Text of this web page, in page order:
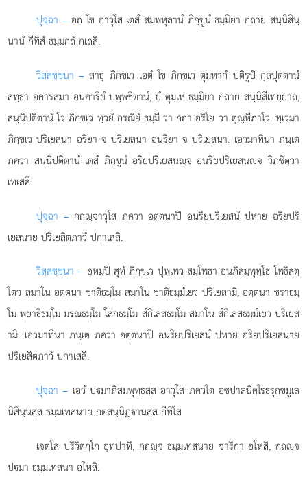
ปุจฺฉา – อถโข อาวุโส เตสํ สมฺพหุลานํ ภิกฺขูนํ ธมฺมิยา กถาย สนฺนิสินฺ
นานํ กีทิสํ ธมฺมกถํ กเถสิ.
วิสฺสชฺชนา – สาธุ ภิกฺขเว เอตํ โข ภิกฺขเว ตุมฺหากํ ปติรูปํ กุลปุตฺตานํ
สทฺธา อคารสฺมา อนคาริยํ ปพฺพชิตานํ, ยํ ตุมฺเห ธมฺมิยา กถาย สนฺนิสีเทยฺยาถ,
สนฺนิปติตานํ โว ภิกฺขเว ทฺวยํ กรณียํ ธมฺมี วา กถา อริโย วา ตุณฺหีภาโว. ทฺเวมา
ภิกฺขเว ปริเยสนา อริยา จ ปริเยสนา อนริยา จ ปริเยสนา. เอวมาทินา ภนฺเต
ภควา สนฺนิปติตานํ เตสํ ภิกฺขูนํ อริยปริเยสนฺจ อนริยปริเยสนฺจ วิภชิตฺวา
เทเสสิ.
ปุจฺฉา – กถฺจาวุโส ภควา อตฺตนาปิ อนริยปริเยสนํ ปหาย อริยปริ
เยสนาย ปริเยสิตภาวํ ปกาเสสิ.
วิสฺสชฺชนา – อหมฺปิ สุทํ ภิกฺขเว ปุพฺเพว สมฺโพธา อนภิสมฺพุทฺโธ โพธิสตฺ
โตว สมาโน อตฺตนา ชาติธมฺโม สมาโน ชาติธมฺมํเยว ปริเยสามิ, อตฺตนา ชราธมฺ
โม พฺยาธิธมฺโม มรณธมฺโม โสกธมฺโม สํกิเลสธมฺโม สมาโน สํกิเลสธมฺมํเยว ปริเยส
ามิ. เอวมาทินา ภนฺเต ภควา อตฺตนาปิ อนริยปริเยสนํ ปหาย อริยปริเยสนาย
ปริเยสิตภาวํ ปกาเสสิ.
ปุจฺฉา – เอวํ ปมาภิสมฺพุทฺธสฺส อาวุโส ภควโต อชปาลนิคฺโรธรุกฺขมูเล
นิสินฺนสฺส ธมฺมเทสนาย กตสนฺนิฏฺานสฺส กีทิโส
เจตโส ปริวิตกฺโก อุทปาทิ, กถฺจ ธมฺมเทสนาย จาริกา อโหสิ, กถฺจ
ปมา ธมฺมเทสนา อโหสิ.